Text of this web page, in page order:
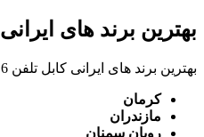
بهترین برند های ایرانی کابل
بهترین برند های ایرانی کابل تلفن 6 زوج ضد نویز که در مرکز فروش آراد کابل به صورت ویژه و تخصصی عرضه می شوند عبارتند از :
کرمان
مازندران
رویان سمنان